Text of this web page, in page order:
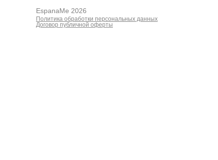
EspanaMe 2026
Политика обработки персональных данных
Договор публичной оферты